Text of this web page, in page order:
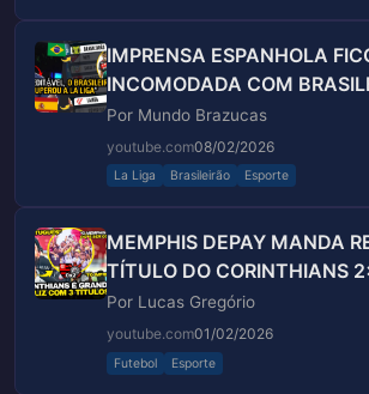
IMPRENSA ESPANHOLA
INCOMODADA COM
SUPERANDO (POR MUITO...
Por Mundo Brazucas
youtube.com08/02/2026
La Liga Brasileirão Esporte
MEMPHIS DEPAY MANDA
TÍTULO DO CORINTHIANS
FLAMENGO E
MELO E DENILSON
Por Lucas Gregório
youtube.com01/02/2026
Futebol Esporte